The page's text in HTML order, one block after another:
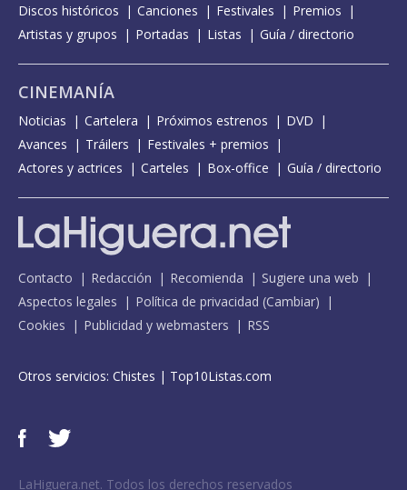
Discos históricos
Canciones Festivales
Premios
Artistas y grupos
Portadas Listas Guía / directorio
CINEMANÍA
Noticias Cartelera Próximos estrenos
DVD
Avances
Tráilers
Festivales + premios
Actores y actrices
Carteles Box-office Guía / directorio
Contacto Redacción Recomienda
Sugiere una web
Aspectos legales
Política de privacidad (Cambiar)
Cookies
Publicidad y webmasters RSS
Otros servicios: Chistes | Top10Listas.com
LaHiguera.net. Todos los derechos reservados